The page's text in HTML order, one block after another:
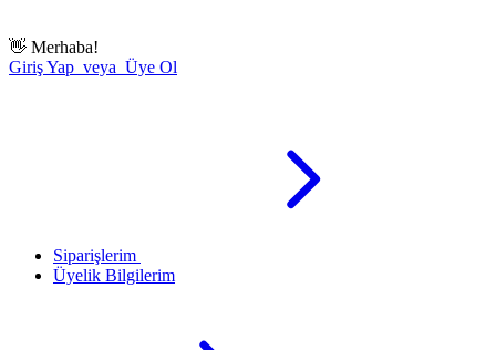
👋 Merhaba!
Giriş Yap veya Üye Ol
Siparişlerim
Üyelik Bilgilerim